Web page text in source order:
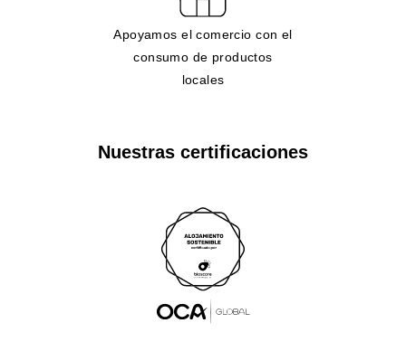
Apoyamos el comercio con el
consumo de productos
locales
Nuestras certificaciones